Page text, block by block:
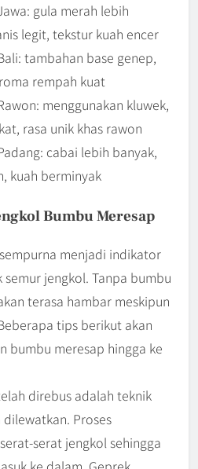
gula merah lebih
legit, tekstur kuah encer
tambahan base genep,
rempah kuat
menggunakan kluwek,
rasa unik khas rawon
cabai lebih banyak,
kuah berminyak
Bumbu Meresap
menjadi indikator
jengkol. Tanpa bumbu
terasa hambar meskipun
tips berikut akan
bumbu meresap hingga ke
direbus adalah teknik
Proses
serat jengkol sehingga